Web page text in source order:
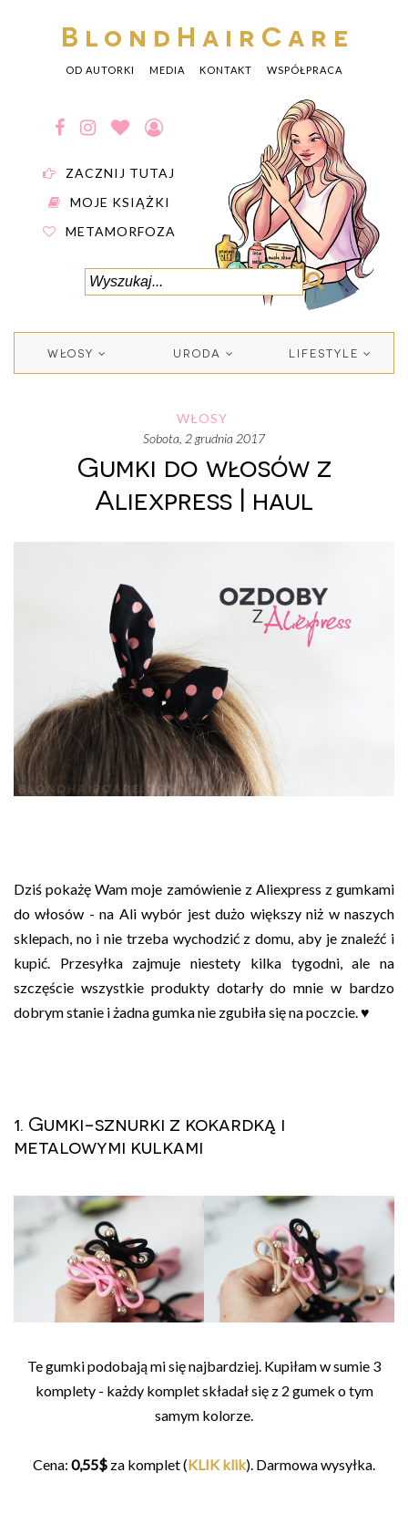
BlondHairCare
OD AUTORKI MEDIA KONTAKT WSPÓŁPRACA
ZACZNIJ TUTAJ
MOJE KSIĄŻKI
METAMORFOZA
WŁOSY URODA LIFESTYLE
WŁOSY
sobota, 2 grudnia 2017
Gumki do włosów z
Aliexpress | haul
Dziś pokażę Wam moje zamówienie z Aliexpress z gumkami
do włosów - na Ali wybór jest dużo większy niż w naszych
sklepach, no i nie trzeba wychodzić z domu, aby je znaleźć i
kupić. Przesyłka zajmuje niestety kilka tygodni, ale na
szczęście wszystkie produkty dotarły do mnie w bardzo
dobrym stanie i żadna gumka nie zgubiła się na poczcie. ♥
1. Gumki-sznurki z kokardką i
metalowymi kulkami
Te gumki podobają mi się najbardziej. Kupiłam w sumie 3
komplety - każdy komplet składał się z 2 gumek o tym
samym kolorze.
Cena: 0,55$ za komplet (KLIK klik). Darmowa wysyłka.